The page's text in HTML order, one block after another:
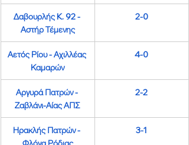
Δαβουρλής K. 92 -
Αστήρ Τέμενης
2-0
Αετός Ρίου - Αχιλλέας
Καμαρών
4-0
Αργυρά Πατρών -
Ζαβλάνι-Αίας ΑΠΣ
2-2
Ηρακλής Πατρών -
3-1